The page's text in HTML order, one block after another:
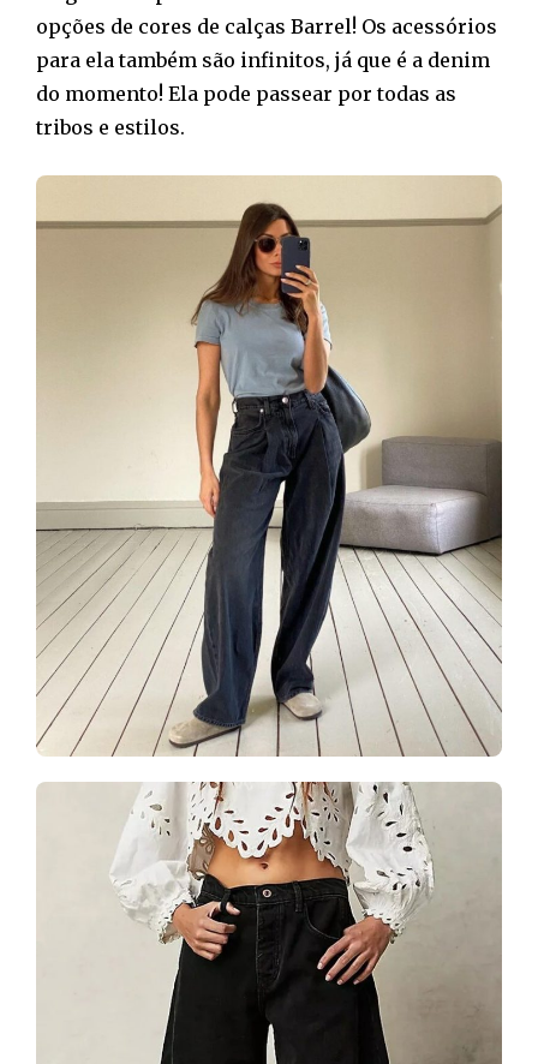
opções de cores de calças Barrel! Os acessórios
para ela também são infinitos, já que é a denim
do momento! Ela pode passear por todas as
tribos e estilos.